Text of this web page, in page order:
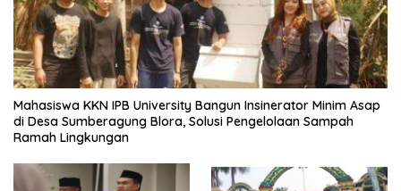
Mahasiswa KKN IPB University Bangun Insinerator Minim Asap
di Desa Sumberagung Blora, Solusi Pengelolaan Sampah
Ramah Lingkungan ‎